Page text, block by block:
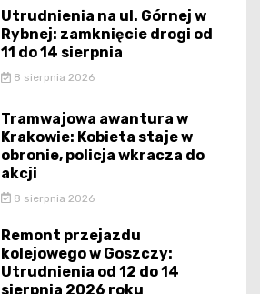
Utrudnienia na ul. Górnej w
Rybnej: zamknięcie drogi od
11 do 14 sierpnia
8 sierpnia 2026
Tramwajowa awantura w
Krakowie: Kobieta staje w
obronie, policja wkracza do
akcji
8 sierpnia 2026
Remont przejazdu
kolejowego w Goszczy:
Utrudnienia od 12 do 14
sierpnia 2026 roku